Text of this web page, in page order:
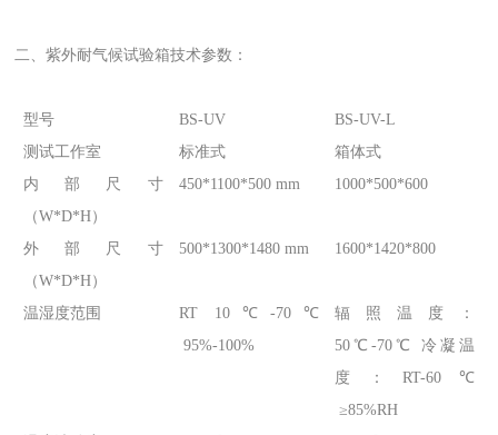
二、紫外耐气候试验箱技术参数：
型号 BS-UV
BS-UV-L
测试工作室
标准式
箱体式
内部尺寸
（W*D*H）
450*1100*500 mm 1000*500*600
外部尺寸
（W*D*H）
500*1300*1480 mm 1600*1420*800
温湿度范围
RT 10℃-70℃
95%-100%
辐照温度：
50℃-70℃ 冷凝温
度：RT-60℃
≥85%RH